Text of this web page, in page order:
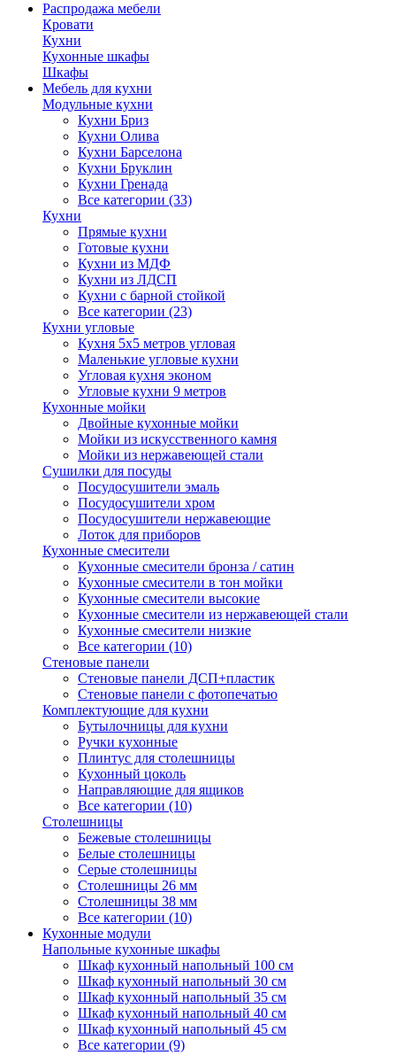
Распродажа мебели
Кровати
Кухни
Кухонные шкафы
Шкафы
Мебель для кухни
Модульные кухни
Кухни Бриз
Кухни Олива
Кухни Барселона
Кухни Бруклин
Кухни Гренада
Все категории (33)
Кухни
Прямые кухни
Готовые кухни
Кухни из МДФ
Кухни из ЛДСП
Кухни с барной стойкой
Все категории (23)
Кухни угловые
Кухня 5х5 метров угловая
Маленькие угловые кухни
Угловая кухня эконом
Угловые кухни 9 метров
Кухонные мойки
Двойные кухонные мойки
Мойки из искусственного камня
Мойки из нержавеющей стали
Сушилки для посуды
Посудосушители эмаль
Посудосушители хром
Посудосушители нержавеющие
Лоток для приборов
Кухонные смесители
Кухонные смесители бронза / сатин
Кухонные смесители в тон мойки
Кухонные смесители высокие
Кухонные смесители из нержавеющей стали
Кухонные смесители низкие
Все категории (10)
Стеновые панели
Стеновые панели ДСП+пластик
Стеновые панели с фотопечатью
Комплектующие для кухни
Бутылочницы для кухни
Ручки кухонные
Плинтус для столешницы
Кухонный цоколь
Направляющие для ящиков
Все категории (10)
Столешницы
Бежевые столешницы
Белые столешницы
Серые столешницы
Столешницы 26 мм
Столешницы 38 мм
Все категории (10)
Кухонные модули
Напольные кухонные шкафы
Шкаф кухонный напольный 100 см
Шкаф кухонный напольный 30 см
Шкаф кухонный напольный 35 см
Шкаф кухонный напольный 40 см
Шкаф кухонный напольный 45 см
Все категории (9)